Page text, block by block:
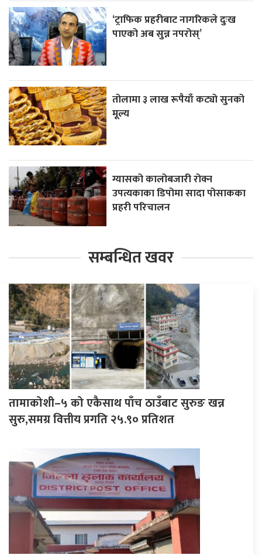
‘ट्राफिक प्रहरीबाट नागरिकले दुःख
पाएको अब सुन्न नपरोस्’
तोलामा ३ लाख रूपैयाँ कट्यो सुनको
मूल्य
ग्यासको कालोबजारी रोक्न
उपत्यकाका डिपोमा सादा पोसाकका
प्रहरी परिचालन
सम्बन्धित खवर
तामाकोशी–५ को एकैसाथ पाँच ठाउँबाट सुरुङ खन्न
सुरु,समग्र वित्तीय प्रगति २५.९० प्रतिशत